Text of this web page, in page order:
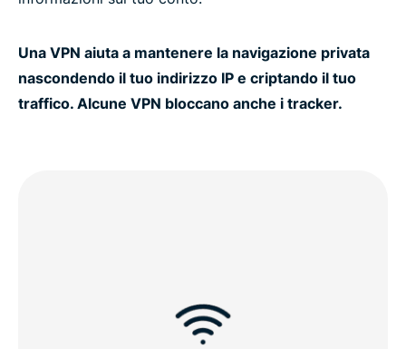
australiani
Ottieni la migliore VPN per l'Australia con IP
Watch: How to set up ExpressVPN for Australia
Una VPN aiuta a mantenere la navigazione privata
nascondendo il tuo indirizzo IP e criptando il tuo
traffico. Alcune VPN bloccano anche i tracker.